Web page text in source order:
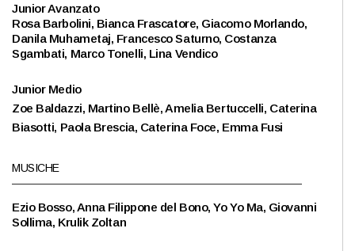
Junior Avanzato
Rosa Barbolini, Bianca Frascatore, Giacomo Morlando,
Danila Muhametaj, Francesco Saturno, Costanza
Sgambati, Marco Tonelli, Lina Vendico
Junior Medio
Zoe Baldazzi, Martino Bellè, Amelia Bertuccelli, Caterina
Biasotti, Paola Brescia, Caterina Foce, Emma Fusi
MUSICHE
Ezio Bosso, Anna Filippone del Bono, Yo Yo Ma, Giovanni
Sollima, Krulik Zoltan